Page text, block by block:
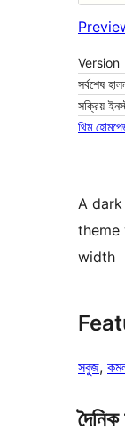
Version
সর্বশেষ
সক্রিয়
থিম
A
theme
width
সবুজ,